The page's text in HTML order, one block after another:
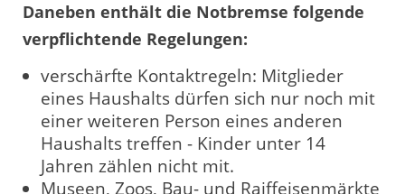
Daneben enthält die Notbremse folgende
verpflichtende Regelungen:
verschärfte Kontaktregeln: Mitglieder
eines Haushalts dürfen sich nur noch mit
einer weiteren Person eines anderen
Haushalts treffen - Kinder unter 14
Jahren zählen nicht mit.
Museen, Zoos, Bau- und Raiffeisenmärkte